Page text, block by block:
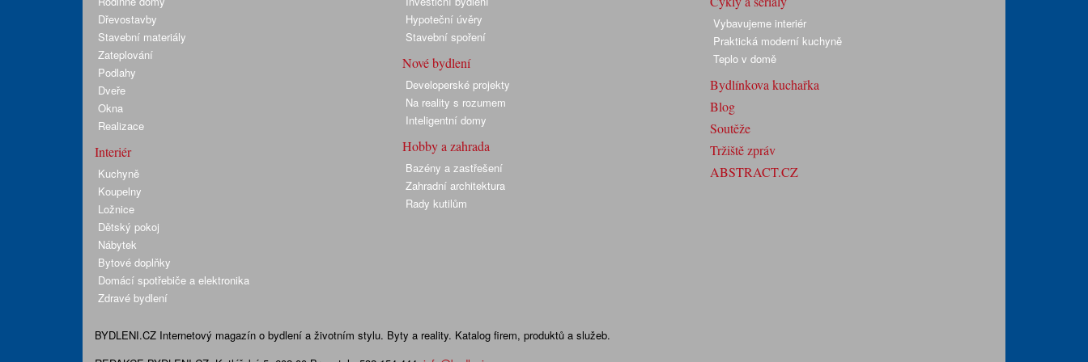
Dřevostavby
Stavební materiály
Zateplování
Podlahy
Dveře
Okna
Realizace
Interiér
Kuchyně
Koupelny
Ložnice
Dětský pokoj
Nábytek
Bytové doplňky
Domácí spotřebiče a elektronika
Zdravé bydlení
Hypoteční úvěry
Stavební spoření
Nové bydlení
Developerské projekty
Na reality s rozumem
Inteligentní domy
Hobby a zahrada
Bazény a zastřešení
Zahradní architektura
Rady kutilům
Vybavujeme interiér
Praktická moderní kuchyně
Teplo v domě
Bydlínkova kuchařka
Blog
Soutěže
Tržiště zpráv
ABSTRACT.CZ
BYDLENI.CZ Internetový magazín o bydlení a životním stylu. Byty a reality. Katalog firem, produktů a služeb.